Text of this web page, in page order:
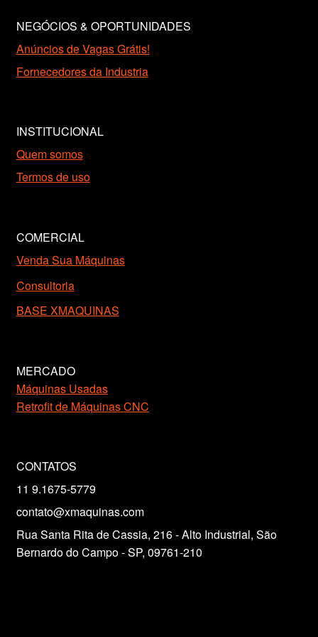
NEGÓCIOS & OPORTUNIDADES
Anúncios de Vagas Grátis!
Fornecedores da Industria
INSTITUCIONAL
Quem somos
Termos de uso
COMERCIAL
Venda Sua Máquinas
Consultoria
BASE XMAQUINAS
MERCADO
Máquinas Usadas
Retrofit de Máquinas CNC
CONTATOS
11 9.1675-5779
contato@xmaquinas.com
Rua Santa Rita de Cassia, 216 - Alto Industrial, São
Bernardo do Campo - SP, 09761-210